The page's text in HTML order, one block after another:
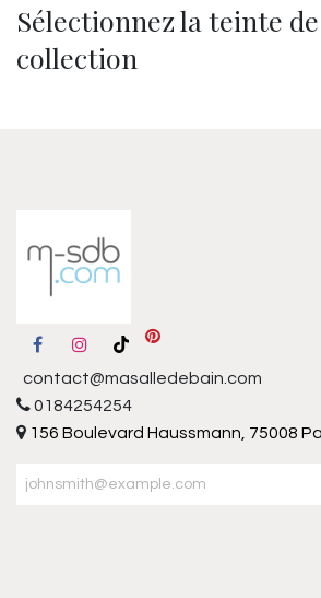
Sélectionnez la teinte
collection
contact@masalledebain.com
0184254254
156 Boulevard Haussmann, 75008